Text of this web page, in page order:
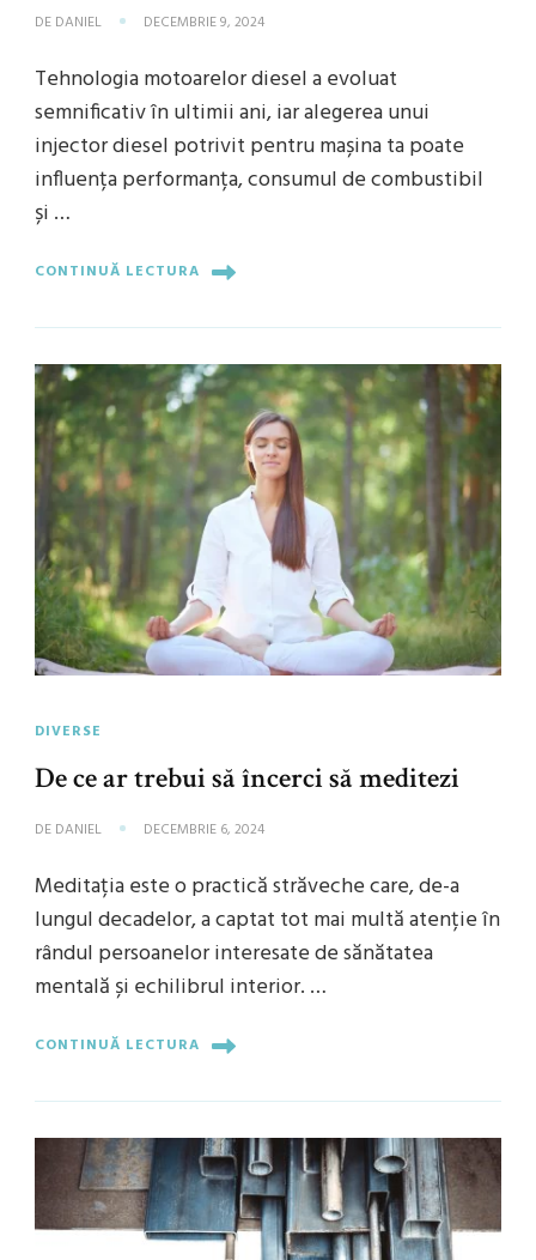
DE DANIEL DECEMBRIE 9, 2024
Tehnologia motoarelor diesel a evoluat
semnificativ în ultimii ani, iar alegerea unui
injector diesel potrivit pentru mașina ta poate
influența performanța, consumul de combustibil
și …
CONTINUĂ LECTURA
DIVERSE
De ce ar trebui să încerci să meditezi
DE DANIEL DECEMBRIE 6, 2024
Meditația este o practică străveche care, de-a
lungul decadelor, a captat tot mai multă atenție în
rândul persoanelor interesate de sănătatea
mentală și echilibrul interior. …
CONTINUĂ LECTURA